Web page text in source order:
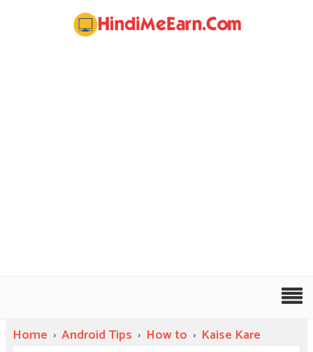
Home › Android Tips › How to › Kaise Kare